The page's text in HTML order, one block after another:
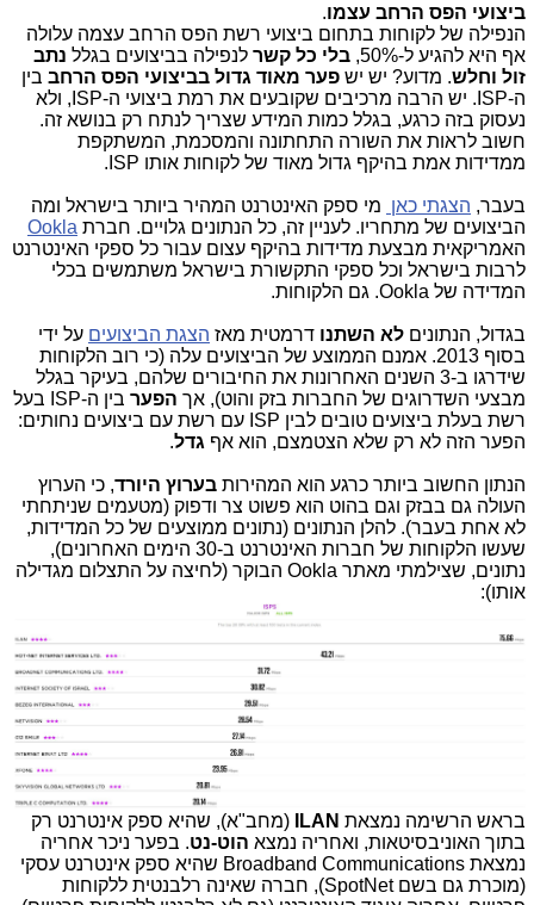
ביצועי הפס הרחב עצמו.
הנפילה של לקוחות בתחום ביצועי רשת הפס הרחב עצמה עלולה
אף היא להגיע ל-50%,
בלי כל קשר לנפילה בביצועים בגלל נתב
זול וחלש. מדוע? יש יש פער מאוד גדול בביצועי הפס הרחב בין
ה-ISP. יש הרבה מרכיבים שקובעים את רמת ביצועי ה-ISP, ולא
נעסוק בזה כרגע, בגלל כמות המידע שצריך לנתח רק בנושא זה.
חשוב לראות את השורה התחתונה והמסכמת, המשתקפת
ממדידות אמת בהיקף גדול מאוד של לקוחות אותו ISP.
בעבר, הצגתי כאן מי ספק האינטרנט המהיר ביותר בישראל ומה
הביצועים של מתחריו. לעניין זה, כל הנתונים גלויים. חברת Ookla
האמריקאית מבצעת מדידות בהיקף עצום עבור כל ספקי האינטרנט
לרבות בישראל וכל ספקי התקשורת בישראל משתמשים בכלי
המדידה של Ookla. גם הלקוחות.
בגדול, הנתונים לא השתנו דרמטית מאז הצגת הביצועים על ידי
בסוף 2013. אמנם הממוצע של הביצועים עלה (כי רוב הלקוחות
שידרגו ב-3 השנים האחרונות את החיבורים שלהם, בעיקר בגלל
מבצעי השדרוגים של החברות בזק והוט), אך הפער
בין ה-ISP בעל
רשת בעלת ביצועים טובים לבין ISP עם רשת עם ביצועים נחותים:
הפער הזה לא רק שלא הצטמצם, הוא אף גדל.
הנתון החשוב ביותר כרגע הוא המהירות בערוץ היורד, כי הערוץ
העולה גם בבזק וגם בהוט הוא פשוט צר ודפוק (מטעמים שניתחתי
לא אחת בעבר). להלן הנתונים (נתונים ממוצעים של כל המדידות,
שעשו הלקוחות של חברות האינטרנט ב-30 הימים האחרונים),
נתונים, שצילמתי מאתר Ookla הבוקר (לחיצה על התצלום מגדילה
אותו):
בראש הרשימה נמצאת ILAN
(מחב"א), שהיא ספק אינטרנט רק
בתוך האוניבסיטאות, ואחריה נמצא הוט-נט. בפער ניכר אחריה
נמצאת Broadband Communications שהיא ספק אינטרנט עסקי
(מוכרת גם בשם SpotNet), חברה שאינה רלבנטית ללקוחות